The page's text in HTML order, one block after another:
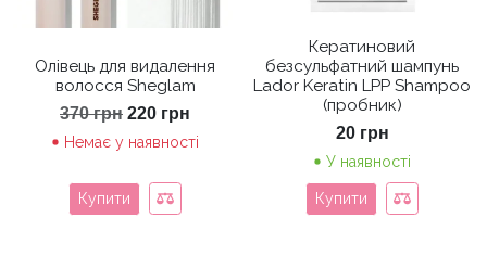
Олівець для видалення
волосся Sheglam
370грн Оригінальна
370 грн.
220 грн
220 грн.
Немає у наявності
Купити
Кератиновий
безсульфатний шампунь
Lador Keratin LPP Shampoo
(пробник)
20 грн
У наявності
Купити